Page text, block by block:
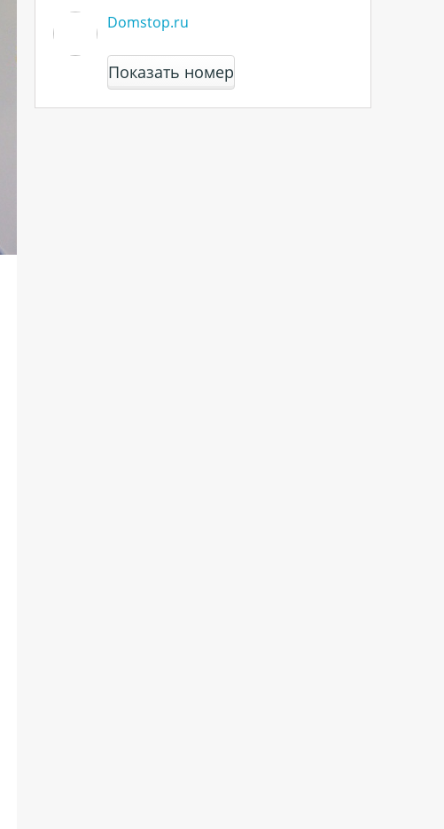
Domstop.ru
Показать номер